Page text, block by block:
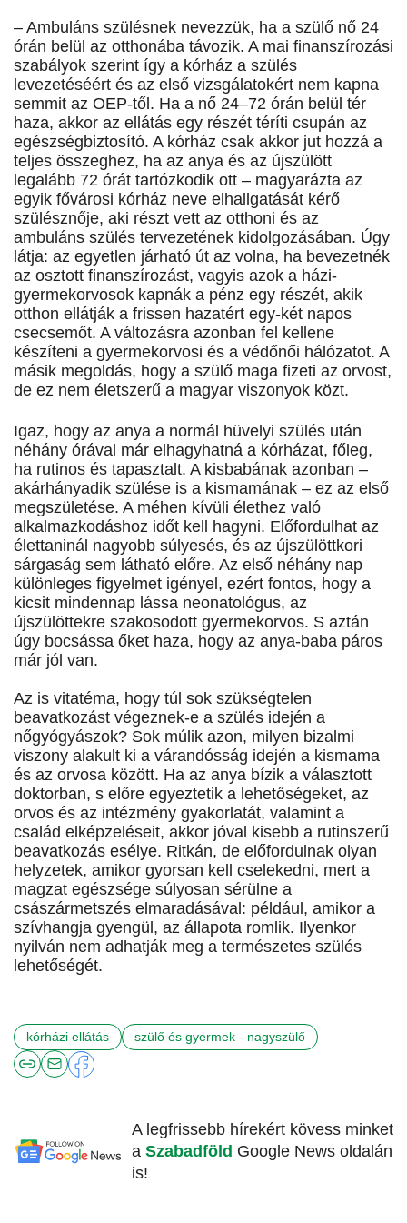
– Ambuláns szülésnek nevezzük, ha a szülő nő 24
órán belül az otthonába távozik. A mai finanszírozási
szabályok szerint így a kórház a szülés
levezetéséért és az első vizsgálatokért nem kapna
semmit az OEP-től. Ha a nő 24–72 órán belül tér
haza, akkor az ellátás egy részét téríti csupán az
egészségbiztosító. A kórház csak akkor jut hozzá a
teljes összeghez, ha az anya és az újszülött
legalább 72 órát tartózkodik ott – magyarázta az
egyik fővárosi kórház neve elhallgatását kérő
szülésznője, aki részt vett az otthoni és az
ambuláns szülés tervezetének kidolgozásában. Úgy
látja: az egyetlen járható út az volna, ha bevezetnék
az osztott finanszírozást, vagyis azok a házi-
gyermekorvosok kapnák a pénz egy részét, akik
otthon ellátják a frissen hazatért egy-két napos
csecsemőt. A változásra azonban fel kellene
készíteni a gyermekorvosi és a védőnői hálózatot. A
másik megoldás, hogy a szülő maga fizeti az orvost,
de ez nem életszerű a magyar viszonyok közt.
Igaz, hogy az anya a normál hüvelyi szülés után
néhány órával már elhagyhatná a kórházat, főleg,
ha rutinos és tapasztalt. A kisbabának azonban –
akárhányadik szülése is a kismamának – ez az első
megszületése. A méhen kívüli élethez való
alkalmazkodáshoz időt kell hagyni. Előfordulhat az
élettaninál nagyobb súlyesés, és az újszülöttkori
sárgaság sem látható előre. Az első néhány nap
különleges figyelmet igényel, ezért fontos, hogy a
kicsit mindennap lássa neonatológus, az
újszülöttekre szakosodott gyermekorvos. S aztán
úgy bocsássa őket haza, hogy az anya-baba páros
már jól van.
Az is vitatéma, hogy túl sok szükségtelen
beavatkozást végeznek-e a szülés idején a
nőgyógyászok? Sok múlik azon, milyen bizalmi
viszony alakult ki a várandósság idején a kismama
és az orvosa között. Ha az anya bízik a választott
doktorban, s előre egyeztetik a lehetőségeket, az
orvos és az intézmény gyakorlatát, valamint a
család elképzeléseit, akkor jóval kisebb a rutinszerű
beavatkozás esélye. Ritkán, de előfordulnak olyan
helyzetek, amikor gyorsan kell cselekedni, mert a
magzat egészsége súlyosan sérülne a
császármetszés elmaradásával: például, amikor a
szívhangja gyengül, az állapota romlik. Ilyenkor
nyilván nem adhatják meg a természetes szülés
lehetőségét.
kórházi ellátás szülő és gyermek - nagyszülő
A legfrissebb hírekért kövess minket
a Szabadföld Google News oldalán
is!